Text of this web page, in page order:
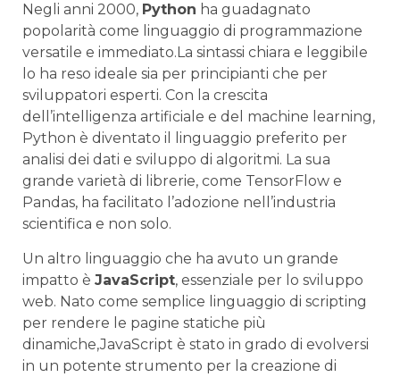
Negli anni 2000, Python ha guadagnato⁤
popolarità come linguaggio di programmazione
versatile e immediato.La sintassi chiara e leggibile
lo ⁤ha reso ideale sia per principianti che⁤ per
sviluppatori ‌esperti. ⁢Con la crescita
dell’intelligenza artificiale e del‍ machine⁣ learning,
Python è diventato‌ il linguaggio preferito per
analisi dei⁢ dati e sviluppo di algoritmi. La ⁣sua ​
grande varietà di librerie, come TensorFlow e
Pandas, ⁤ha ⁣facilitato ‌l’adozione nell’industria
scientifica ‌e‌ non ​solo.
Un⁢ altro linguaggio che ha⁣ avuto un grande
impatto è JavaScript, ⁣essenziale per lo sviluppo
web. Nato come ⁣semplice linguaggio di scripting
per rendere le pagine statiche più
dinamiche,JavaScript è stato⁣ in grado di evolversi
in un potente ⁤strumento ​per la creazione⁢ di